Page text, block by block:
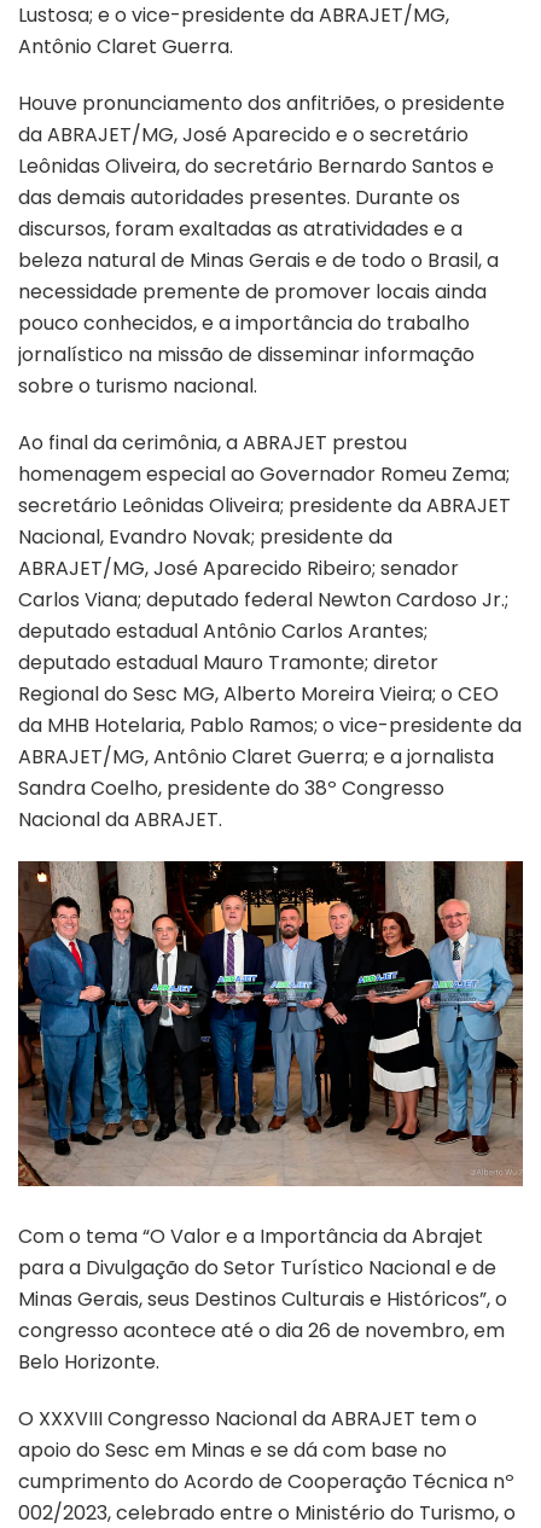
Lustosa; e o vice-presidente da ABRAJET/MG,
Antônio Claret Guerra.
Houve pronunciamento dos anfitriões, o presidente
da ABRAJET/MG, José Aparecido e o secretário
Leônidas Oliveira, do secretário Bernardo Santos e
das demais autoridades presentes. Durante os
discursos, foram exaltadas as atratividades e a
beleza natural de Minas Gerais e de todo o Brasil, a
necessidade premente de promover locais ainda
pouco conhecidos, e a importância do trabalho
jornalístico na missão de disseminar informação
sobre o turismo nacional.
Ao final da cerimônia, a ABRAJET prestou
homenagem especial ao Governador Romeu Zema;
secretário Leônidas Oliveira; presidente da ABRAJET
Nacional, Evandro Novak; presidente da
ABRAJET/MG, José Aparecido Ribeiro; senador
Carlos Viana; deputado federal Newton Cardoso Jr.;
deputado estadual Antônio Carlos Arantes;
deputado estadual Mauro Tramonte; diretor
Regional do Sesc MG, Alberto Moreira Vieira; o CEO
da MHB Hotelaria, Pablo Ramos; o vice-presidente da
ABRAJET/MG, Antônio Claret Guerra; e a jornalista
Sandra Coelho, presidente do 38º Congresso
Nacional da ABRAJET.
Com o tema “O Valor e a Importância da Abrajet
para a Divulgação do Setor Turístico Nacional e de
Minas Gerais, seus Destinos Culturais e Históricos”, o
congresso acontece até o dia 26 de novembro, em
Belo Horizonte.
O XXXVIII Congresso Nacional da ABRAJET tem o
apoio do Sesc em Minas e se dá com base no
cumprimento do Acordo de Cooperação Técnica nº
002/2023, celebrado entre o Ministério do Turismo, o